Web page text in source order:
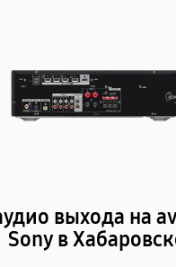
выхода на
Sony в